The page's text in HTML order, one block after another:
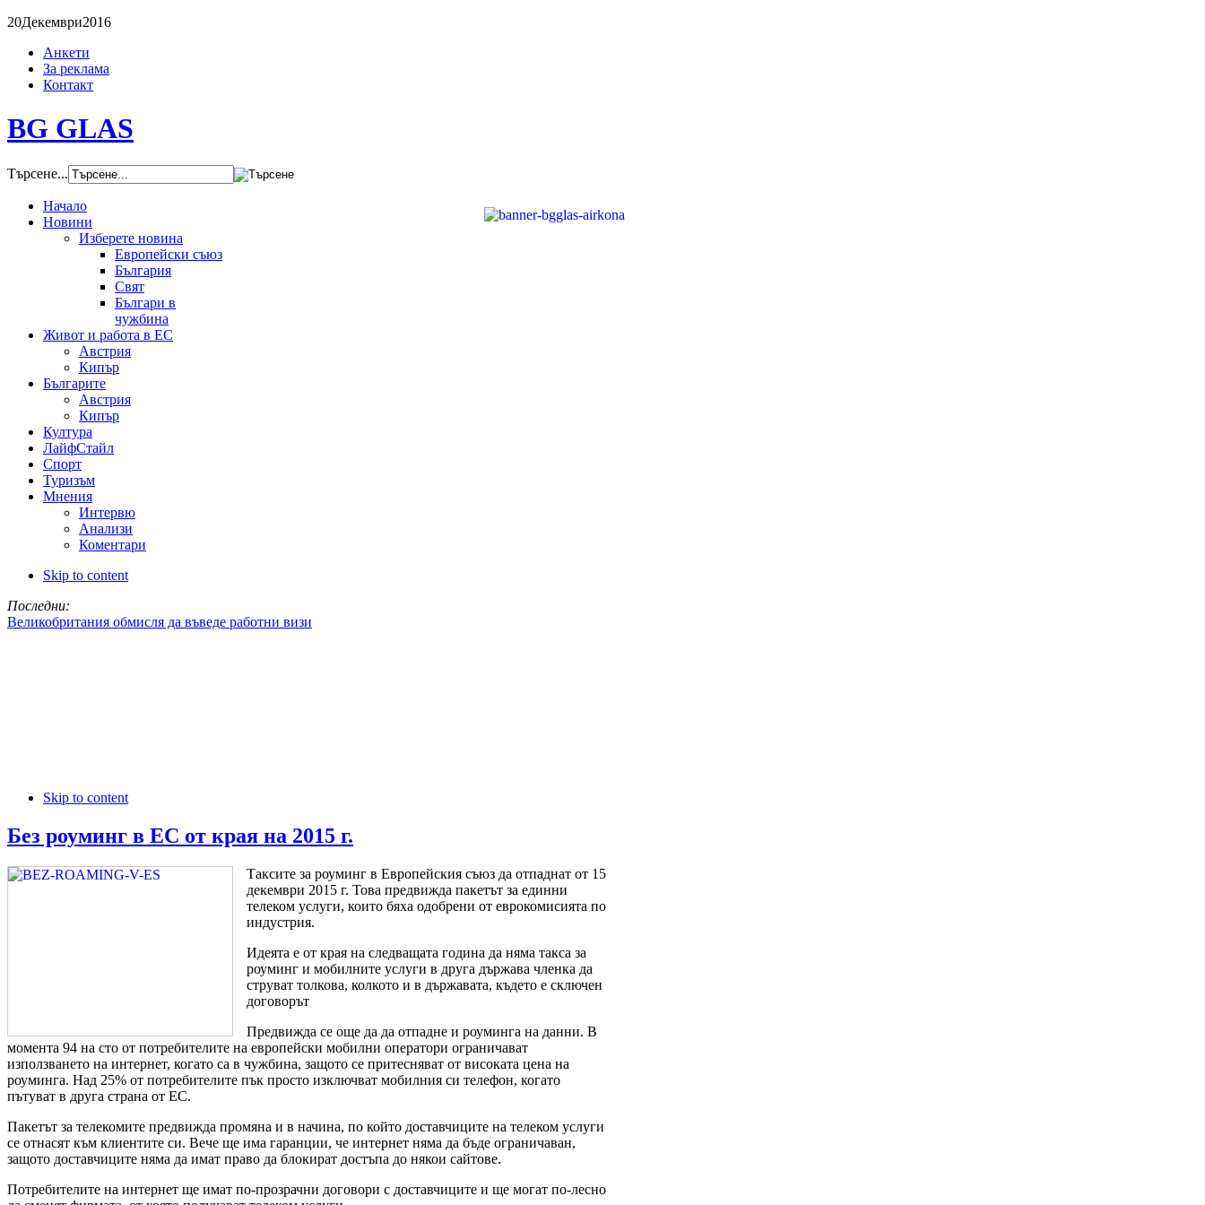
20Декември2016
Анкети
За реклама
Контакт
BG GLAS
Търсене...
Начало
Новини
Изберете новина
Европейски съюз
България
Свят
Българи в
чужбина
Живот и работа в ЕС
Австрия
Кипър
Българите
Австрия
Кипър
Култура
ЛайфСтайл
Спорт
Туризъм
Мнения
Интервю
Анализи
Коментари
Skip to content
Последни:
Великобритания обмисля да въведе работни визи
Skip to content
Без роуминг в ЕС от края на 2015 г.
Таксите за роуминг в Европейския съюз да отпаднат от 15
декември 2015 г. Това предвижда пакетът за единни
телеком услуги, които бяха одобрени от еврокомисията по
индустрия.
Идеята е от края на следващата година да няма такса за
роуминг и мобилните услуги в друга държава членка да
струват толкова, колкото и в държавата, където е сключен
договорът
Предвижда се още да да отпадне и роуминга на данни. В
момента 94 на сто от потребителите на европейски мобилни оператори ограничават
използването на интернет, когато са в чужбина, защото се притесняват от високата цена на
роуминга. Над 25% от потребителите пък просто изключват мобилния си телефон, когато
пътуват в друга страна от ЕС.
Пакетът за телекомите предвижда промяна и в начина, по който доставчиците на телеком услуги
се отнасят към клиентите си. Вече ще има гаранции, че интернет няма да бъде ограничаван,
защото доставчиците няма да имат право да блокират достъпа до някои сайтове.
Потребителите на интернет ще имат по-прозрачни договори с доставчиците и ще могат по-лесно